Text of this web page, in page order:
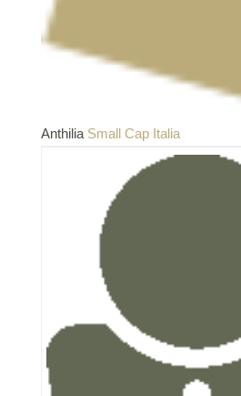
Anthilia Small Cap Italia